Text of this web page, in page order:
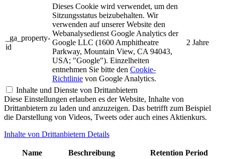
_ga_property-
id
Dieses Cookie wird verwendet, um den
Sitzungsstatus beizubehalten. Wir
verwenden auf unserer Website den
Webanalysedienst Google Analytics der
Google LLC (1600 Amphitheatre
Parkway, Mountain View, CA 94043,
USA; "Google"). Einzelheiten
entnehmen Sie bitte den Cookie-
Richtlinie von Google Analytics.
2 Jahre
Inhalte und Dienste von Drittanbietern
Diese Einstellungen erlauben es der Website, Inhalte von
Drittanbietern zu laden und anzuzeigen. Das betrifft zum Beispiel
die Darstellung von Videos, Tweets oder auch eines Aktienkurs.
Inhalte von Drittanbietern Details
Name Beschreibung Retention Period